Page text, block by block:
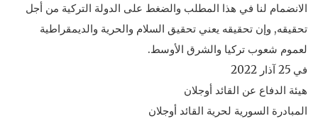
الانضمام لنا في هذا المطلب والضغط على الدولة التركية من أجل
تحقيقه, وإن تحقيقه يعني تحقيق السلام والحرية والديمقراطية
لعموم شعوب تركيا والشرق الأوسط.
في 25 آذار 2022
هيئة الدفاع عن القائد أوجلان
المبادرة السورية لحرية القائد أوجلان